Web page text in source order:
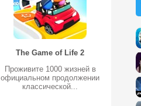
The Game of Life 2
Проживите 1000 жизней в
официальном продолжении
классической...